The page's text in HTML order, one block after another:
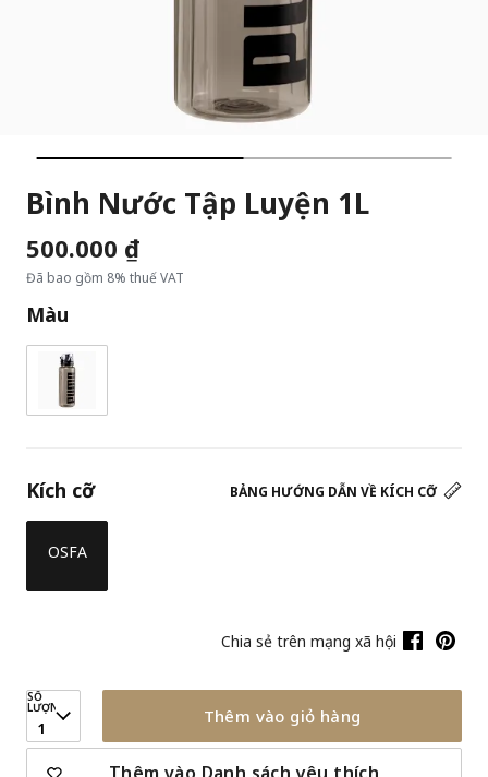
Bình Nước Tập Luyện 1L
500.000 ₫
Đã bao gồm 8% thuế VAT
Màu
BẢNG HƯỚNG DẪN VỀ KÍCH CỠ
Kích cỡ
OSFA
Chia sẻ trên mạng xã hội
SỐ
LƯỢNG
1
Thêm vào giỏ hàng